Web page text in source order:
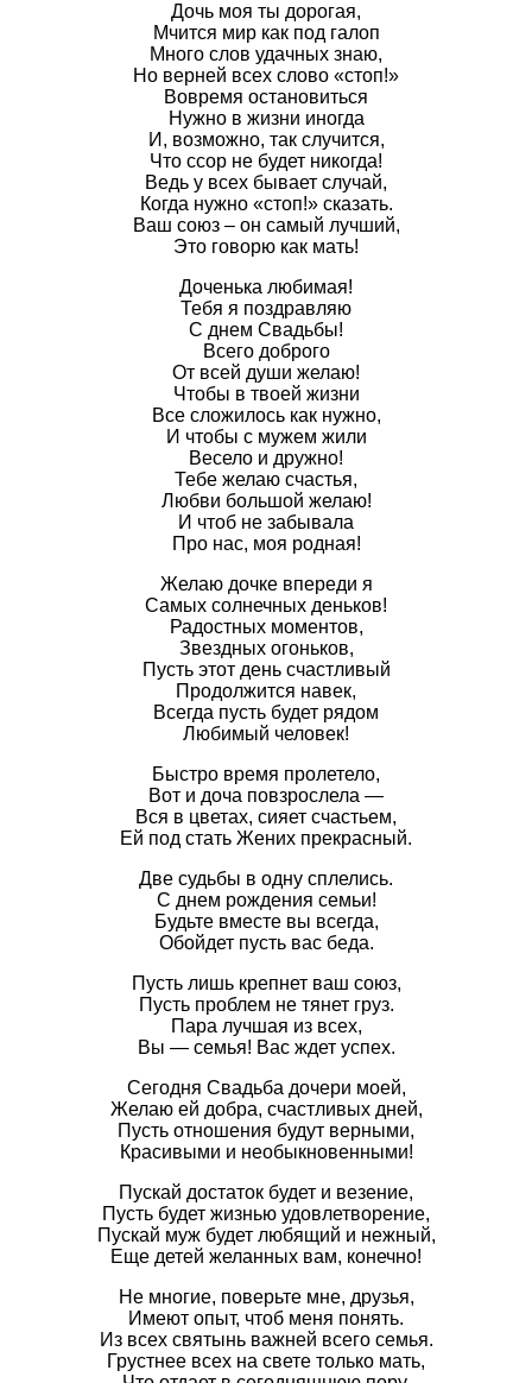
Дочь моя ты дорогая,
Мчится мир как под галоп
Много слов удачных знаю,
Но верней всех слово «стоп!»
Вовремя остановиться
Нужно в жизни иногда
И, возможно, так случится,
Что ссор не будет никогда!
Ведь у всех бывает случай,
Когда нужно «стоп!» сказать.
Ваш союз – он самый лучший,
Это говорю как мать!
Доченька любимая!
Тебя я поздравляю
С днем Свадьбы!
Всего доброго
От всей души желаю!
Чтобы в твоей жизни
Все сложилось как нужно,
И чтобы с мужем жили
Весело и дружно!
Тебе желаю счастья,
Любви большой желаю!
И чтоб не забывала
Про нас, моя родная!
Желаю дочке впереди я
Самых солнечных деньков!
Радостных моментов,
Звездных огоньков,
Пусть этот день счастливый
Продолжится навек,
Всегда пусть будет рядом
Любимый человек!
Быстро время пролетело,
Вот и доча повзрослела —
Вся в цветах, сияет счастьем,
Ей под стать Жених прекрасный.
Две судьбы в одну сплелись.
С днем рождения семьи!
Будьте вместе вы всегда,
Обойдет пусть вас беда.
Пусть лишь крепнет ваш союз,
Пусть проблем не тянет груз.
Пара лучшая из всех,
Вы — семья! Вас ждет успех.
Сегодня Свадьба дочери моей,
Желаю ей добра, счастливых дней,
Пусть отношения будут верными,
Красивыми и необыкновенными!
Пускай достаток будет и везение,
Пусть будет жизнью удовлетворение,
Пускай муж будет любящий и нежный,
Еще детей желанных вам, конечно!
Не многие, поверьте мне, друзья,
Имеют опыт, чтоб меня понять.
Из всех святынь важней всего семья.
Грустнее всех на свете только мать,